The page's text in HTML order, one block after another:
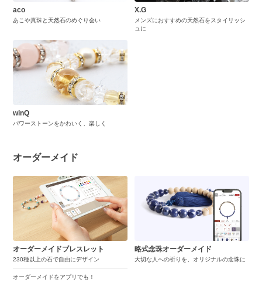
aco
あこや真珠と天然石のめぐり会い
X.G
メンズにおすすめの天然石をスタイリッシ
ュに
winQ
パワーストーンをかわいく、楽しく
オーダーメイド
オーダーメイドブレスレット
230種以上の石で自由にデザイン
オーダーメイドをアプリでも！
略式念珠オーダーメイド
大切な人への祈りを、オリジナルの念珠に